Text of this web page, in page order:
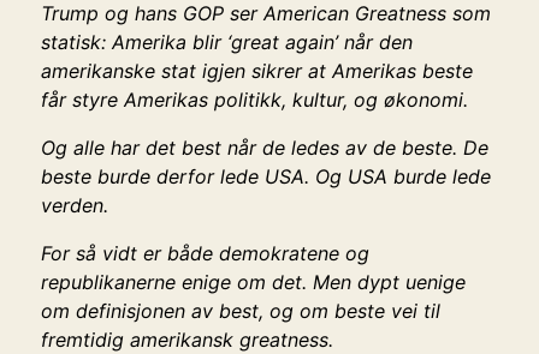
Trump og hans GOP ser American Greatness som
statisk: Amerika blir ‘great again’ når den
amerikanske stat igjen sikrer at Amerikas beste
får styre Amerikas politikk, kultur, og økonomi.
Og alle har det best når de ledes av de beste. De
beste burde derfor lede USA. Og USA burde lede
verden.
For så vidt er både demokratene og
republikanerne enige om det. Men dypt uenige
om definisjonen av best, og om beste vei til
fremtidig amerikansk greatness.